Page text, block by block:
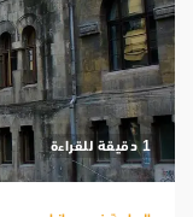
‫1 دقيقة للقراءة